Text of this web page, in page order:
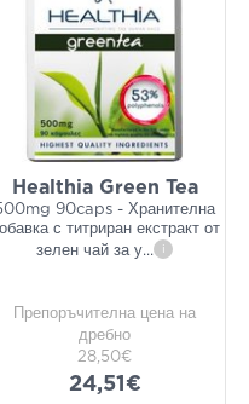
Healthia Green Tea
90caps - Хранителна
с титриран екстракт от
зелен чай за у... i
Препоръчителна цена на
дребно
28,50€
24,51€